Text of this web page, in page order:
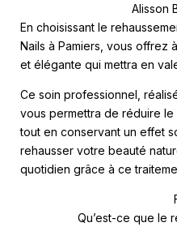
Alisson
En choisissant le
Nails à Pamiers, vous offrez
et élégante qui mettra en
Ce soin professionnel,
vous permettra de réduire
tout en conservant un effet
rehausser votre beauté
quotidien grâce à ce
Qu’est-ce que le